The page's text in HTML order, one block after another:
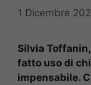
1 Dicembre
Silvia
fatto uso di
impensabile.